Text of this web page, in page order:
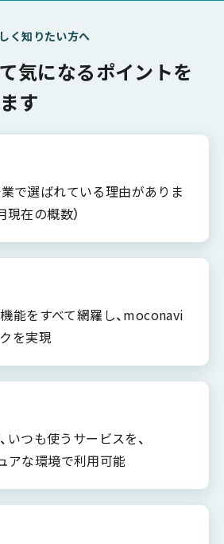
く知りたい方へ
気になるポイントを
す
で選ばれている理由がありま
在の概数）
能をすべて網羅し、moconavi
を実現
いつも使うサービスを、
アな環境で利用可能